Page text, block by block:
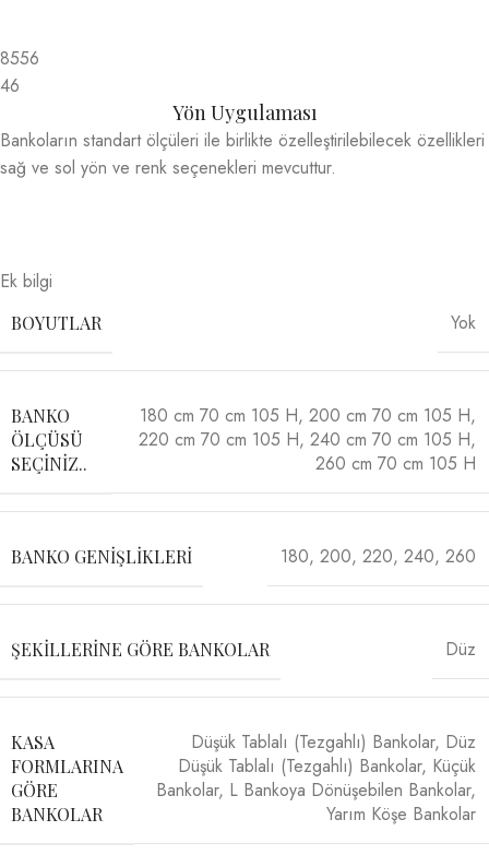
8556
46
Yön Uygulaması
Bankoların standart ölçüleri ile birlikte özelleştirilebilecek özellikleri
sağ ve sol yön ve renk seçenekleri mevcuttur.
Ek bilgi
BOYUTLAR Yok
BANKO
ÖLÇÜSÜ
SEÇINIZ..
180 cm 70 cm 105 H, 200 cm 70 cm 105 H,
220 cm 70 cm 105 H, 240 cm 70 cm 105 H,
260 cm 70 cm 105 H
BANKO GENIŞLIKLERI 180, 200, 220, 240, 260
ŞEKILLERINE GÖRE BANKOLAR Düz
KASA
FORMLARINA
GÖRE
BANKOLAR
Düşük Tablalı (Tezgahlı) Bankolar, Düz
Düşük Tablalı (Tezgahlı) Bankolar, Küçük
Bankolar, L Bankoya Dönüşebilen Bankolar,
Yarım Köşe Bankolar